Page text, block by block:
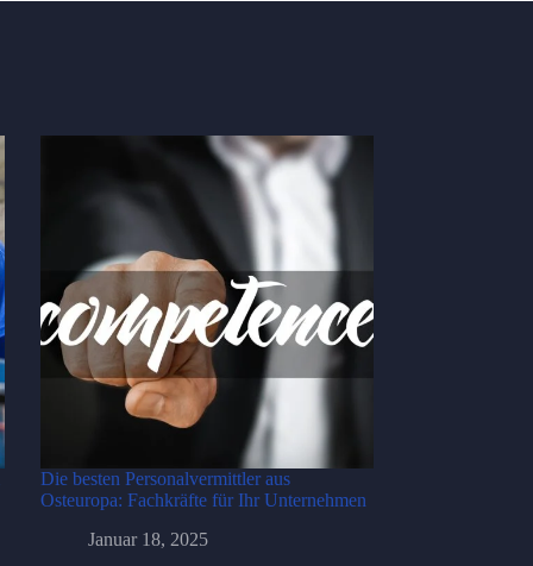
Die besten Personalvermittler aus
Osteuropa: Fachkräfte für Ihr Unternehmen
Januar 18, 2025